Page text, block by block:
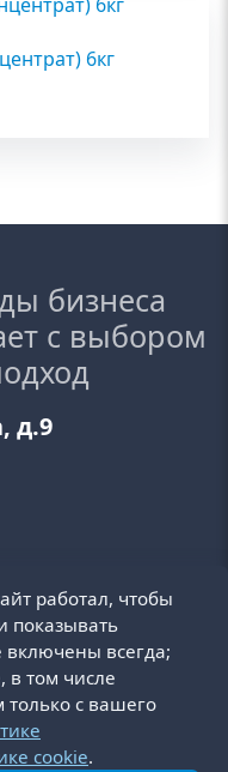
6кг
бизнеса
с выбором
д.9
Политика cookie
Оферта
работал, чтобы
показывать
всегда;
в том числе
только с вашего
cookie.